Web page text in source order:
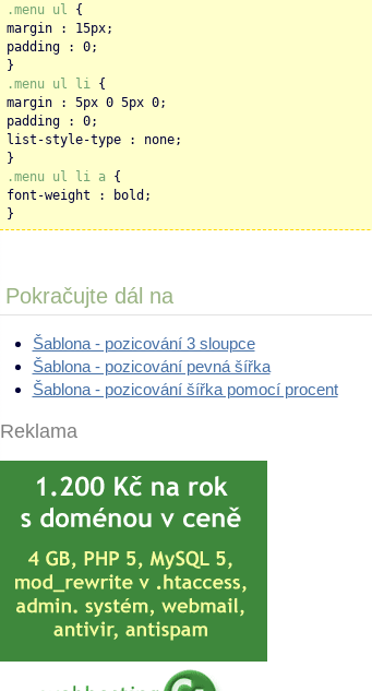
.menu ul {
margin : 15px;
padding : 0;
}
.menu ul li{
margin : 5px 0 5px 0;
padding : 0;
list-style-type : none;
}
.menu ul li a{
font-weight : bold;
}
Pokračujte dál na
Šablona - pozicování 3 sloupce
Šablona - pozicování pevná šířka
Šablona - pozicování šířka pomocí procent
Reklama